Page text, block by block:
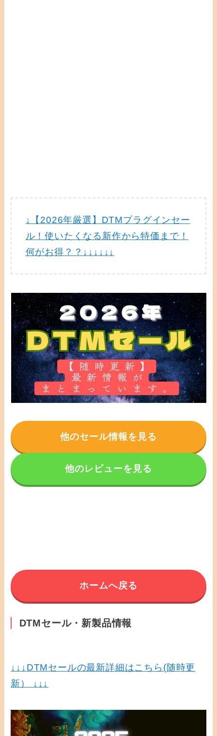
↓【2026年厳選】DTMプラグインセー
ル！使いたくなる新作から特価まで！
何がお得？？↓↓↓↓↓↓
他のセール情報を見る
他のレビューを見る
ホームへ戻る
DTMセール・新製品情報
↓↓↓ DTMセールの最新詳細はこちら(随時更
新） ↓↓↓